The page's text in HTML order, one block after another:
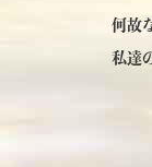
何故
私達